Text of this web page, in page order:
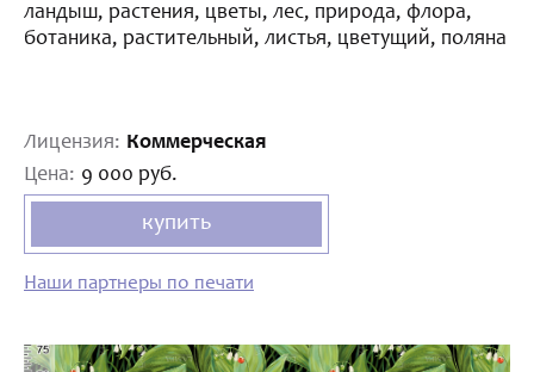
ландыш, растения, цветы, лес, природа, флора,
ботаника, растительный, листья, цветущий, поляна
Лицензия: Коммерческая
Цена: 9 000 руб.
купить
Наши партнеры по печати